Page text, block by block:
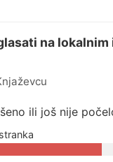
na
ili još nije